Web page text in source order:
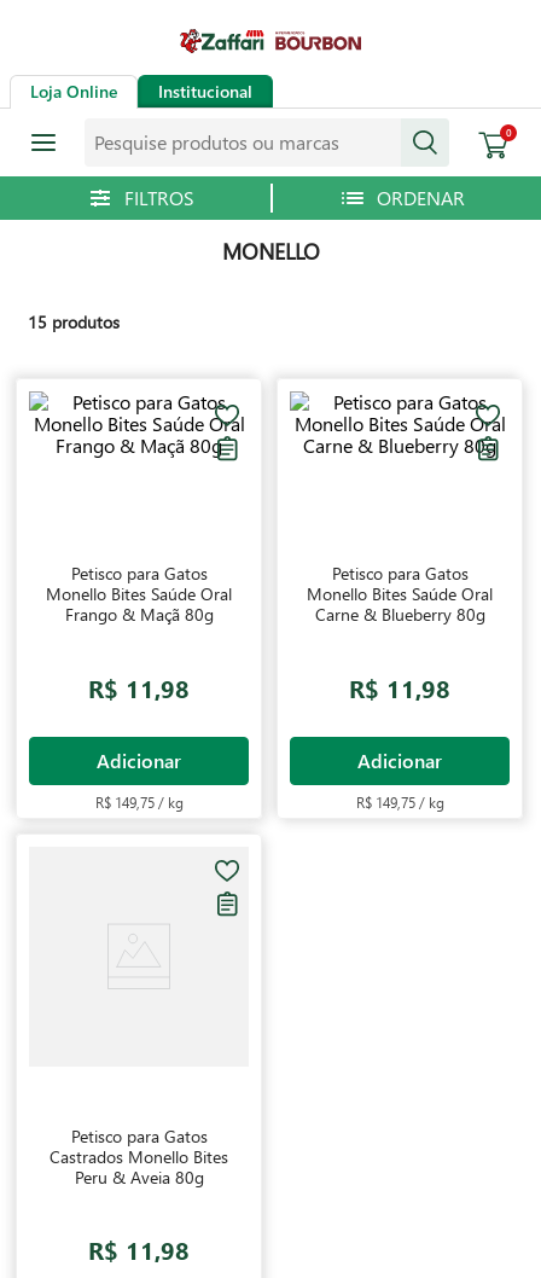
Loja Online Institucional
0
MONELLO
15 produtos
Petisco para Gatos
Monello Bites Saúde Oral
Frango & Maçã 80g
R$ 11,98
Adicionar
R$ 149,75 / kg
Petisco para Gatos
Monello Bites Saúde Oral
Carne & Blueberry 80g
R$ 11,98
Adicionar
R$ 149,75 / kg
Petisco para Gatos
Castrados Monello Bites
Peru & Aveia 80g
R$ 11,98